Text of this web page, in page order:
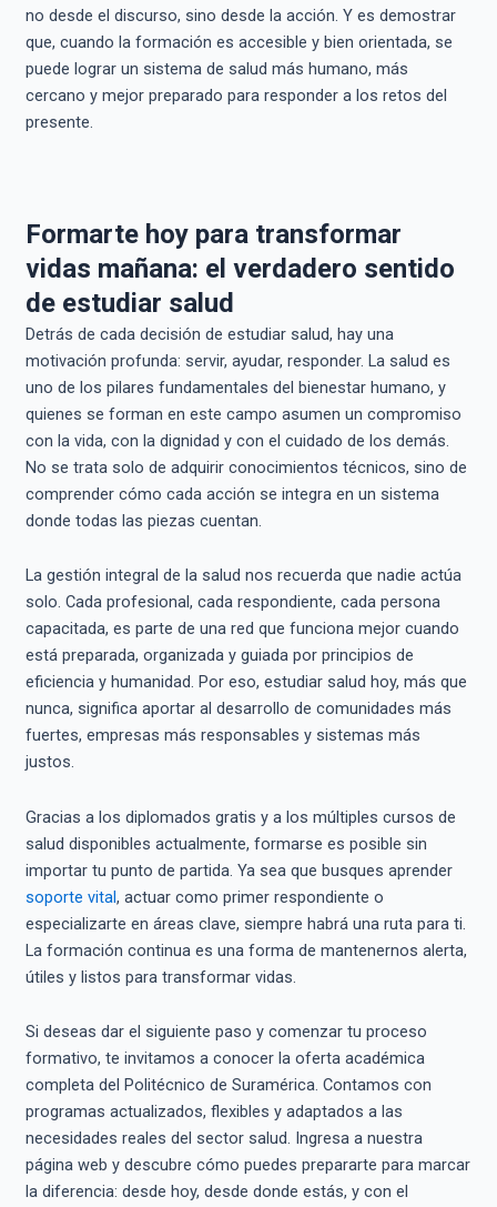
no desde el discurso, sino desde la acción. Y es demostrar
que, cuando la formación es accesible y bien orientada, se
puede lograr un sistema de salud más humano, más
cercano y mejor preparado para responder a los retos del
presente.
Formarte hoy para transformar
vidas mañana: el verdadero sentido
de estudiar salud
Detrás de cada decisión de estudiar salud, hay una
motivación profunda: servir, ayudar, responder. La salud es
uno de los pilares fundamentales del bienestar humano, y
quienes se forman en este campo asumen un compromiso
con la vida, con la dignidad y con el cuidado de los demás.
No se trata solo de adquirir conocimientos técnicos, sino de
comprender cómo cada acción se integra en un sistema
donde todas las piezas cuentan.
La gestión integral de la salud nos recuerda que nadie actúa
solo. Cada profesional, cada respondiente, cada persona
capacitada, es parte de una red que funciona mejor cuando
está preparada, organizada y guiada por principios de
eficiencia y humanidad. Por eso, estudiar salud hoy, más que
nunca, significa aportar al desarrollo de comunidades más
fuertes, empresas más responsables y sistemas más
justos.
Gracias a los diplomados gratis y a los múltiples cursos de
salud disponibles actualmente, formarse es posible sin
importar tu punto de partida. Ya sea que busques aprender
soporte vital, actuar como primer respondiente o
especializarte en áreas clave, siempre habrá una ruta para ti.
La formación continua es una forma de mantenernos alerta,
útiles y listos para transformar vidas.
Si deseas dar el siguiente paso y comenzar tu proceso
formativo, te invitamos a conocer la oferta académica
completa del Politécnico de Suramérica. Contamos con
programas actualizados, flexibles y adaptados a las
necesidades reales del sector salud. Ingresa a nuestra
página web y descubre cómo puedes prepararte para marcar
la diferencia: desde hoy, desde donde estás, y con el